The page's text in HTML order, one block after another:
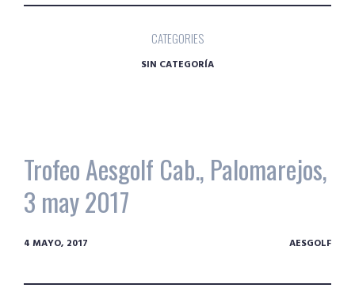
CATEGORIES
SIN CATEGORÍA
Trofeo Aesgolf Cab., Palomarejos,
3 may 2017
4 MAYO, 2017 AESGOLF